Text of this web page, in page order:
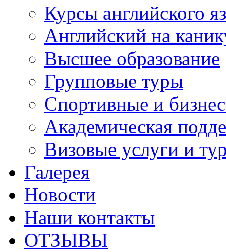
Курсы английского
Английский на
Высшее образование
Групповые туры
Спортивные и
Академическая
Визовые услуги и
Галерея
Новости
Наши контакты
ОТЗЫВЫ